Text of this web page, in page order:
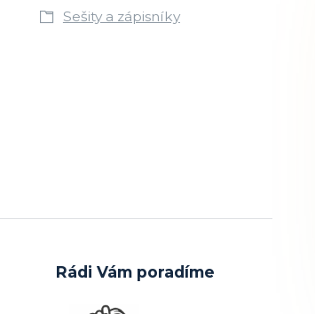
Sešity a zápisníky
Rádi Vám poradíme